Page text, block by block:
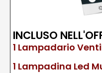
INCLUSO
1 Lampadario
1 Lampadina Led